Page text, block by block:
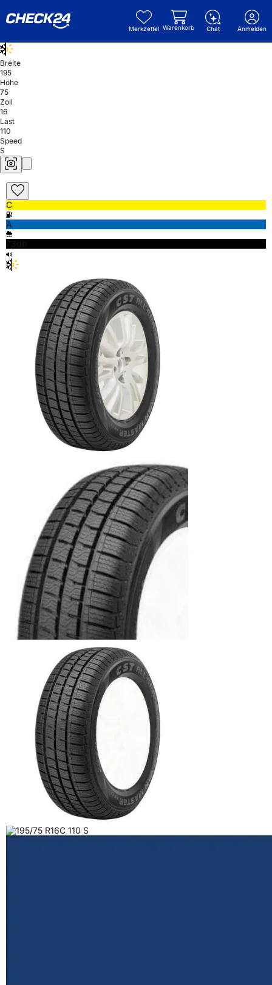
Merkzettel Warenkorb Chat Anmelden
Breite
195
Höhe
75
Zoll
16
Last
110
Speed
S
C
A
73db